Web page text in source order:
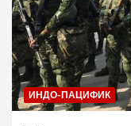
ИНДО-ПАЦИФИК